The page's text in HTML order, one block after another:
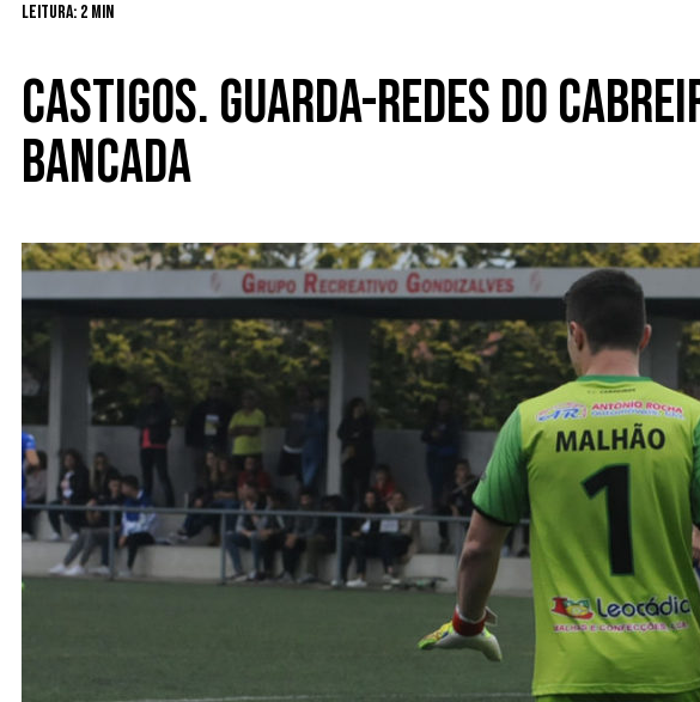
Leitura: 2 min
Castigos. Guarda-redes do
bancada